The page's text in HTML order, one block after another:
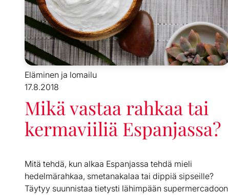
Eläminen ja lomailu
17.8.2018
Mikä vastaa rahkaa tai
kermaviiliä Espanjassa?
Mitä tehdä, kun alkaa Espanjassa tehdä mieli
hedelmärahkaa, smetanakalaa tai dippiä sipseille?
Täytyy suunnistaa tietysti lähimpään supermercadoon